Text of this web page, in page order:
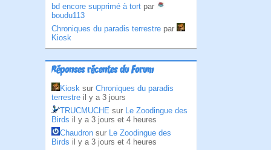
bd encore supprimé à tort par
boudu113
Chroniques du paradis terrestre par
Kiosk
Réponses récentes du Forum
Kiosk sur Chroniques du paradis
terrestre il y a 3 jours
TRUCMUCHE sur Le Zoodingue des
Birds il y a 3 jours et 4 heures
Chaudron sur Le Zoodingue des
Birds il y a 3 jours et 4 heures